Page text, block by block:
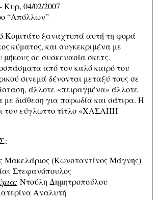
Κυρ, 04/02/2007
“Απόλλων”
Κομιτάτο ξαναχτυπά αυτή τη φορά
κύματος, και συγκεκριμένα με
μήκους σε συσκευασία σκετς.
από τον καλό καιρό του
σινεμά δένονται μεταξύ τους σε
άλλοτε «πειραγμένα» άλλοτε
διάθεση για παρωδία και σάτιρα. Η
τον εύγλωττο τίτλο «ΧΑΣΑΠΗ
:
Μακελάριος (Κωνσταντίνος Μάγνης)
Στεφανόπουλος
Ντούλη Δημητροπούλου
Αναλυτή